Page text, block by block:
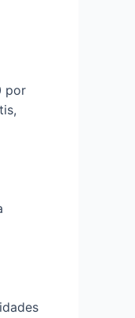
por